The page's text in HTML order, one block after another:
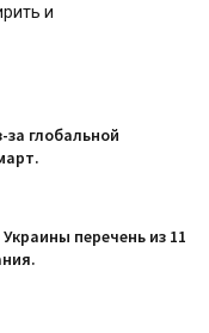
и
глобальной
перечень из 11